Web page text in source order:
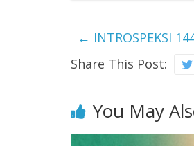
← INTROSPEKSI
Share This Post:
You May